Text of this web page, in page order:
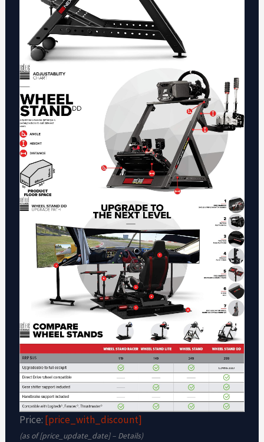
Price: [price_with_discount]
(as of [price_update_date] – Details)